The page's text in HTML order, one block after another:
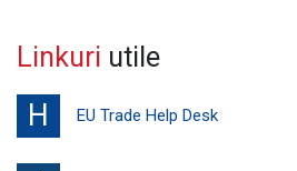
Linkuri utile
H EU Trade Help Desk